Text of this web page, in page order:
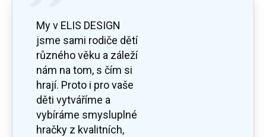
My v ELIS DESIGN
jsme sami rodiče dětí
různého věku a záleží
nám na tom, s čím si
hrají. Proto i pro vaše
děti vytváříme a
vybíráme smysluplné
hračky z kvalitních,